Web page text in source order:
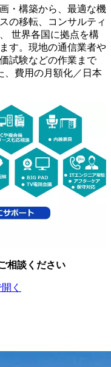
・構築から、最適な機
の移転、コンサルティ
世界各国に拠点を構
す。現地の通信業者や
試験などの作業まで
、費用の月額化／日本
相談ください
く